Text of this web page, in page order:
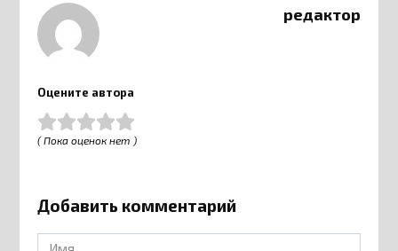
редактор
Оцените автора
( Пока оценок нет )
Добавить комментарий
Имя